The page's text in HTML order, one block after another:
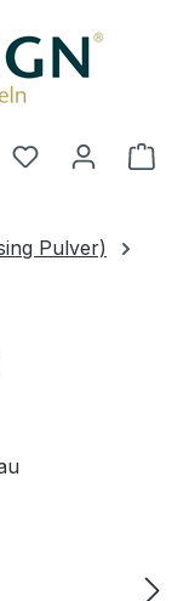
Pulver)